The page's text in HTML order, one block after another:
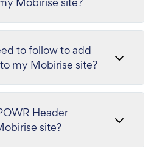
to follow to add
my Mobirise site?
Header
site?